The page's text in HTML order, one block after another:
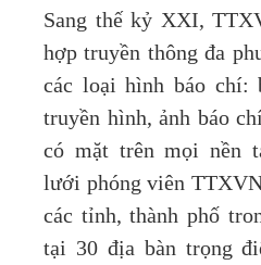
Sang thế kỷ XXI,
hợp truyền thông đa
các loại hình báo chí:
truyền hình, ảnh báo
có mặt trên mọi nền
lưới phóng viên
các tỉnh, thành phố
tại 30 địa bàn trọng